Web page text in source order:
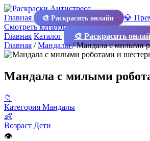
Главная 🎨 Раскрасить онлайн
💎
Смотреть каталог
Главная Каталог 🎨 Раскрасить
Главная /Мандалы/Мандала с милыми
Мандала с милыми
📁
Категория Мандалы
👶
Возраст Дети
👁